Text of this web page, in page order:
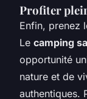
Profiter
Enfin, prenez
Le camping
opportunité
nature et de
authentiques.